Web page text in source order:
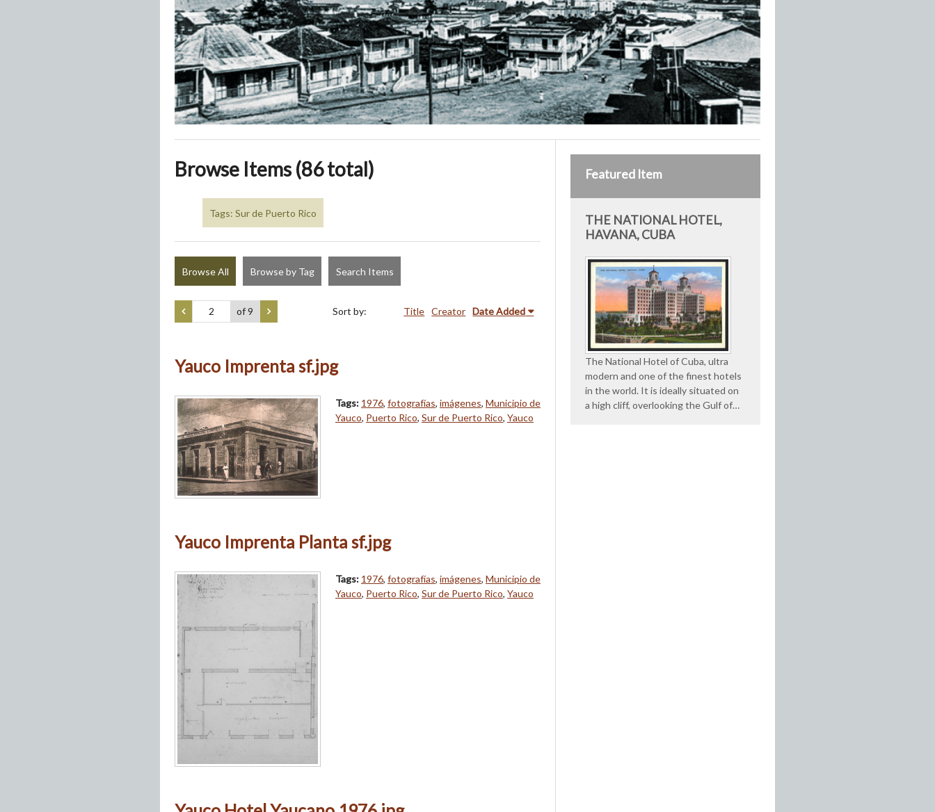
Browse Items (86 total)
Tags: Sur de Puerto Rico
Browse All Browse by Tag Search Items
of 9 Sort by: Title Creator Date Added
Yauco Imprenta sf.jpg
Tags: 1976, fotografías, imágenes, Municipio de
Yauco, Puerto Rico, Sur de Puerto Rico, Yauco
Yauco Imprenta Planta sf.jpg
Tags: 1976, fotografías, imágenes, Municipio de
Yauco, Puerto Rico, Sur de Puerto Rico, Yauco
Featured Item
THE NATIONAL HOTEL,
HAVANA, CUBA
The National Hotel of Cuba, ultra
modern and one of the finest hotels
in the world. It is ideally situated on
a high cliff, overlooking the Gulf of…